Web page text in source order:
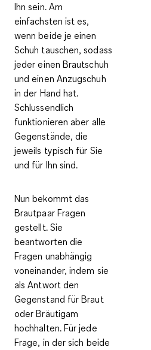
Ihn sein. Am
einfachsten ist es,
wenn beide je einen
Schuh tauschen, sodass
jeder einen Brautschuh
und einen Anzugschuh
in der Hand hat.
Schlussendlich
funktionieren aber alle
Gegenstände, die
jeweils typisch für Sie
und für Ihn sind.
Nun bekommt das
Brautpaar Fragen
gestellt. Sie
beantworten die
Fragen unabhängig
voneinander, indem sie
als Antwort den
Gegenstand für Braut
oder Bräutigam
hochhalten. Für jede
Frage, in der sich beide